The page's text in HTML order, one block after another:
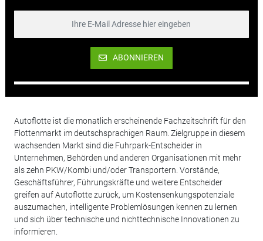
ABONNIEREN
Autoflotte ist die monatlich erscheinende Fachzeitschrift für den
Flottenmarkt im deutschsprachigen Raum. Zielgruppe in diesem
wachsenden Markt sind die Fuhrpark-Entscheider in
Unternehmen, Behörden und anderen Organisationen mit mehr
als zehn PKW/Kombi und/oder Transportern. Vorstände,
Geschäftsführer, Führungskräfte und weitere Entscheider
greifen auf Autoflotte zurück, um Kostensenkungspotenziale
auszumachen, intelligente Problemlösungen kennen zu lernen
und sich über technische und nichttechnische Innovationen zu
informieren.